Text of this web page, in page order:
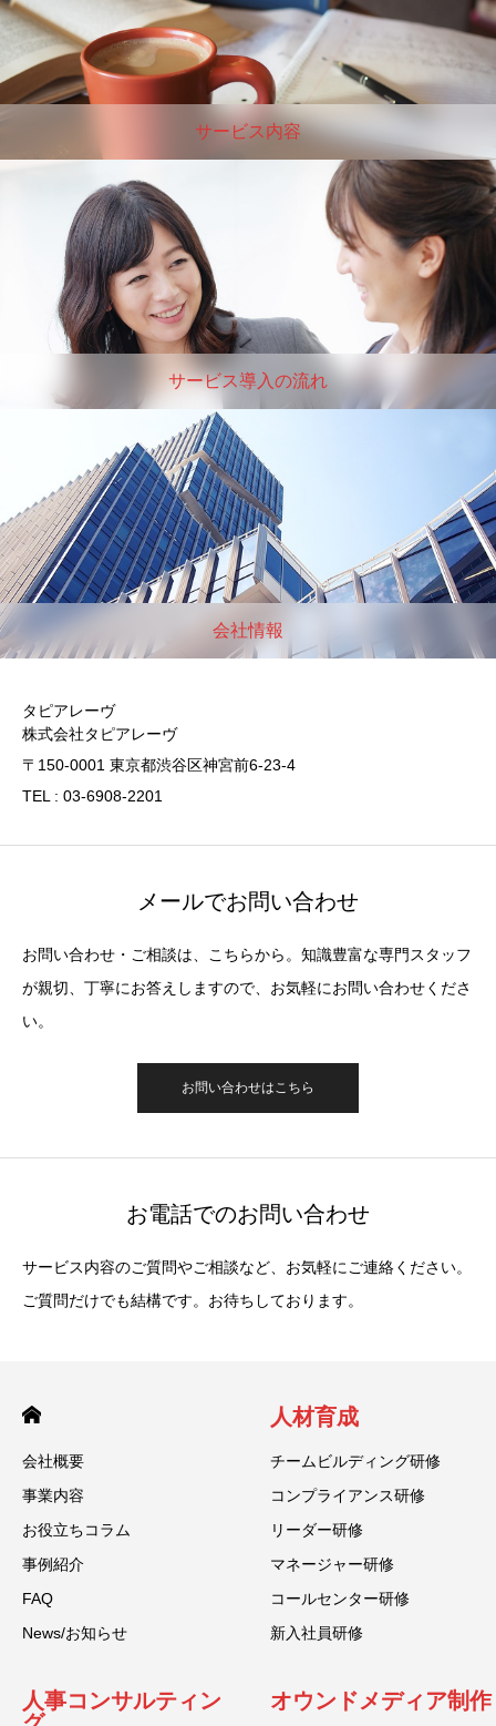
サービス内容
サービス導入の流れ
会社情報
タピアレーヴ
株式会社タピアレーヴ
〒150-0001 東京都渋谷区神宮前6-23-4
TEL : 03-6908-2201
メールでお問い合わせ
お問い合わせ・ご相談は、こちらから。知識豊富な専門スタッフ
が親切、丁寧にお答えしますので、お気軽にお問い合わせくださ
い。
お問い合わせはこちら
お電話でのお問い合わせ
サービス内容のご質問やご相談など、お気軽にご連絡ください。
ご質問だけでも結構です。お待ちしております。
会社概要
事業内容
お役立ちコラム
事例紹介
FAQ
News/お知らせ
人材育成
チームビルディング研修
コンプライアンス研修
リーダー研修
マネージャー研修
コールセンター研修
新入社員研修
人事コンサルティン
オウンドメディア制作